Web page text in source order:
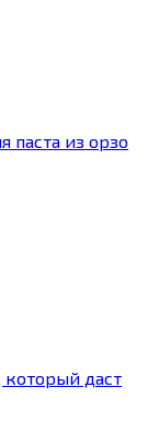
паста из орзо
даст